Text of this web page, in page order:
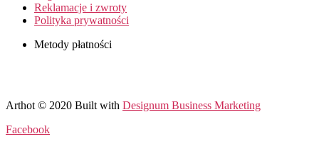
Reklamacje i zwroty
Polityka prywatności
Metody płatności
Arthot © 2020 Built with Designum Business Marketing
Facebook